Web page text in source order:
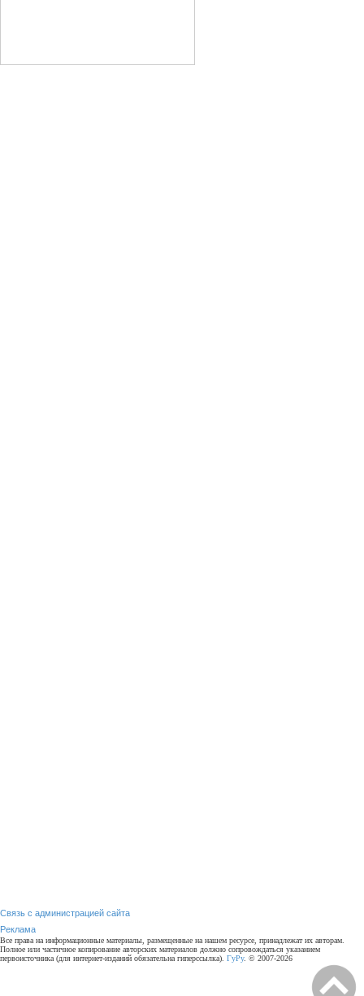
Связь с администрацией сайта
Реклама
Все права на информационные материалы, размещенные на нашем ресурсе, принадлежат их авторам.
Полное или частичное копирование авторских материалов должно сопровождаться указанием
первоисточника (для интернет-изданий обязательна гиперссылка). ГуРу. © 2007-2026